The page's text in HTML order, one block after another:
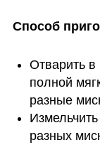
Способ
Отварить в
полной
разные
разных